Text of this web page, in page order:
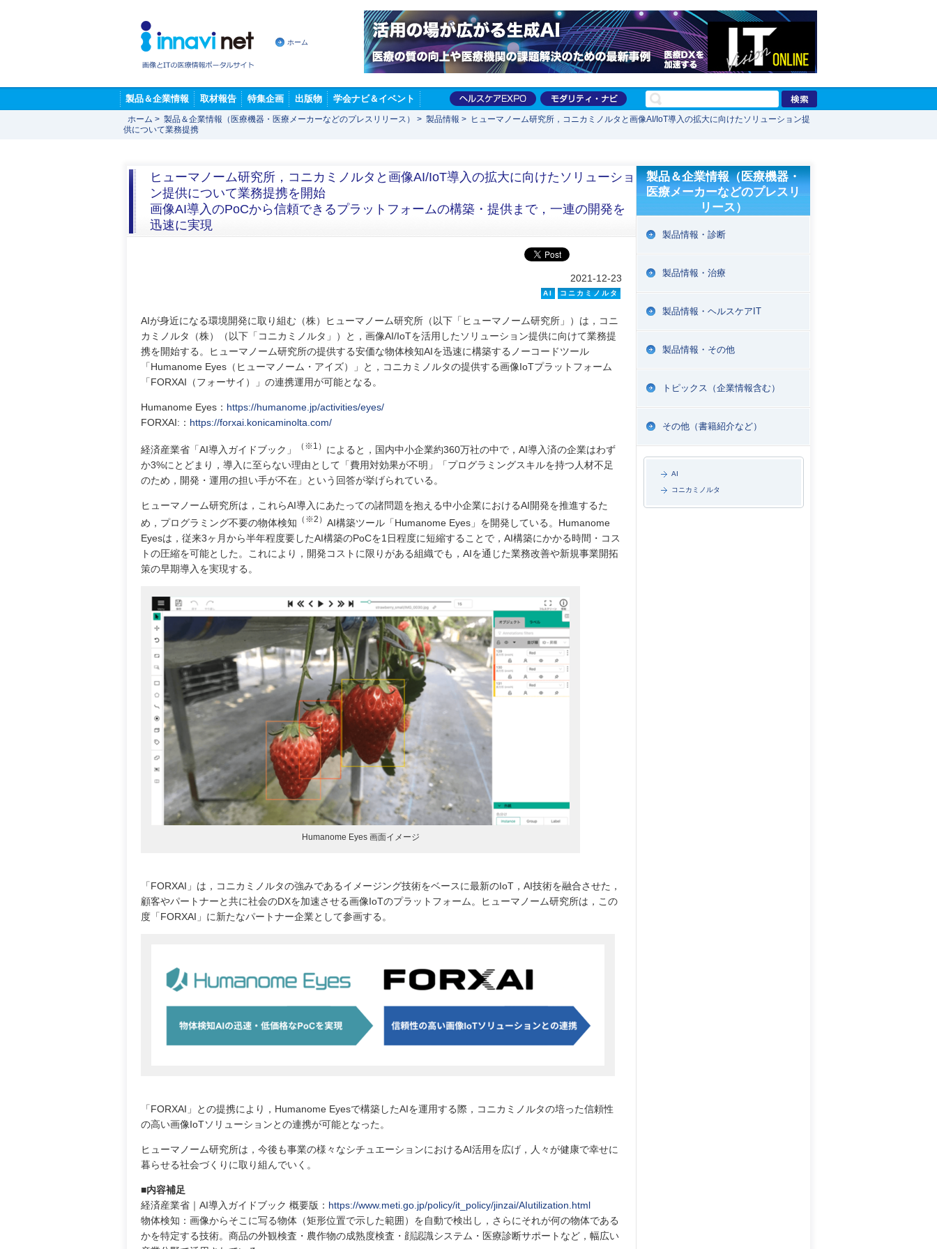
ホーム
製品＆企業情報 取材報告 特集企画 出版物 学会ナビ＆イベント
ホーム > 製品＆企業情報（医療機器・医療メーカーなどのプレスリリース） > 製品情報 > ヒューマノーム研究所，コニカミノルタと画像AI/IoT導入の拡大に向けたソリューション提
供について業務提携
ヒューマノーム研究所，コニカミノルタと画像AI/IoT導入の拡大に向けたソリューショ
ン提供について業務提携を開始
画像AI導入のPoCから信頼できるプラットフォームの構築・提供まで，一連の開発を
迅速に実現
2021-12-23
AI コニカミノルタ
AIが身近になる環境開発に取り組む（株）ヒューマノーム研究所（以下「ヒューマノーム研究所」）は，コニ
カミノルタ（株）（以下「コニカミノルタ」）と，画像AI/IoTを活用したソリューション提供に向けて業務提
携を開始する。ヒューマノーム研究所の提供する安価な物体検知AIを迅速に構築するノーコードツール
「Humanome Eyes（ヒューマノーム・アイズ）」と，コニカミノルタの提供する画像IoTプラットフォーム
「FORXAI（フォーサイ）」の連携運用が可能となる。
Humanome Eyes： https://humanome.jp/activities/eyes/
FORXAI:： https://forxai.konicaminolta.com/
経済産業省「AI導入ガイドブック」 （※1） によると，国内中小企業約360万社の中で，AI導入済の企業はわず
か3%にとどまり，導入に至らない理由として「費用対効果が不明」「プログラミングスキルを持つ人材不足
のため，開発・運用の担い手が不在」という回答が挙げられている。
ヒューマノーム研究所は，これらAI導入にあたっての諸問題を抱える中小企業におけるAI開発を推進するた
め，プログラミング不要の物体検知 （※2） AI構築ツール「Humanome Eyes」を開発している。Humanome
Eyesは，従来3ヶ月から半年程度要したAI構築のPoCを1日程度に短縮することで，AI構築にかかる時間・コス
トの圧縮を可能とした。これにより，開発コストに限りがある組織でも，AIを通じた業務改善や新規事業開拓
策の早期導入を実現する。
Humanome Eyes 画面イメージ
「FORXAI」は，コニカミノルタの強みであるイメージング技術をベースに最新のIoT，AI技術を融合させた，
顧客やパートナーと共に社会のDXを加速させる画像IoTのプラットフォーム。ヒューマノーム研究所は，この
度「FORXAI」に新たなパートナー企業として参画する。
「FORXAI」との提携により，Humanome Eyesで構築したAIを運用する際，コニカミノルタの培った信頼性
の高い画像IoTソリューションとの連携が可能となった。
ヒューマノーム研究所は，今後も事業の様々なシチュエーションにおけるAI活用を広げ，人々が健康で幸せに
暮らせる社会づくりに取り組んでいく。
■内容補足
経済産業省｜AI導入ガイドブック 概要版： https://www.meti.go.jp/policy/it_policy/jinzai/AIutilization.html
物体検知：画像からそこに写る物体（矩形位置で示した範囲）を自動で検出し，さらにそれが何の物体である
かを特定する技術。商品の外観検査・農作物の成熟度検査・顔認識システム・医療診断サポートなど，幅広い
製品＆企業情報（医療機器・
医療メーカーなどのプレスリ
リース）
製品情報・診断
製品情報・治療
製品情報・ヘルスケアIT
製品情報・その他
トピックス（企業情報含む）
その他（書籍紹介など）
AI
コニカミノルタ